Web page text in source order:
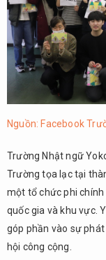
Nguồn: Facebook
Trường Nhật ngữ
Trường tọa lạc tại
một tổ chức phi
quốc gia và khu vực.
góp phần vào sự
hội công cộng.